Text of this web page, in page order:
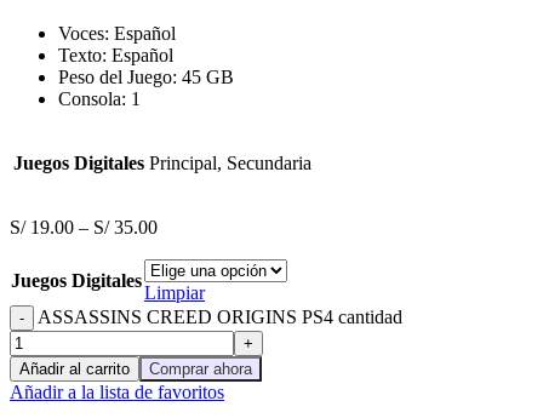
Voces: Español
Texto: Español
Peso del Juego: 45 GB
Consola: 1
Juegos Digitales Principal, Secundaria
S/19.00 – S/35.00
Juegos Digitales
Limpiar
ASSASSINS CREED ORIGINS PS4 cantidad
Añadir al carrito Comprar ahora
Añadir a la lista de favoritos